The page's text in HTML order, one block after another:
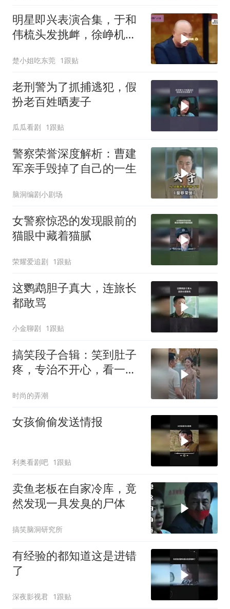
明星即兴表演合集，于和
伟梳头发挑衅，徐峥机智
楚小姐吃东莞 1跟贴
老刑警为了抓捕逃犯，假
扮老百姓晒麦子
瓜瓜看剧 1跟贴
警察荣誉深度解析：曹建
军亲手毁掉了自己的一生
脑洞编剧小剧场
女警察惊恐的发现眼前的
猫眼中藏着猫腻
荣耀爱追剧 1跟贴
这鹦鹉胆子真大，连旅长
都敢骂
小金聊剧 1跟贴
搞笑段子合辑：笑到肚子
疼，专治不开心，看一遍
时尚的弄潮
女孩偷偷发送情报
利奥看剧吧 1跟贴
卖鱼老板在自家冷库，竟
然发现一具发臭的尸体
搞笑脑洞研究所
有经验的都知道这是进错
了
深夜影视君 1跟贴